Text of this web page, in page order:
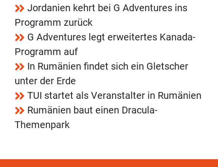
Jordanien kehrt bei G Adventures ins
Programm zurück
G Adventures legt erweitertes Kanada-
Programm auf
In Rumänien findet sich ein Gletscher
unter der Erde
TUI startet als Veranstalter in Rumänien
Rumänien baut einen Dracula-
Themenpark